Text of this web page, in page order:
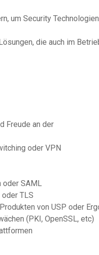
um Security
die auch im
Freude an der
oder VPN
oder SAML
TLS
von USP oder
(PKI, OpenSSL, etc)